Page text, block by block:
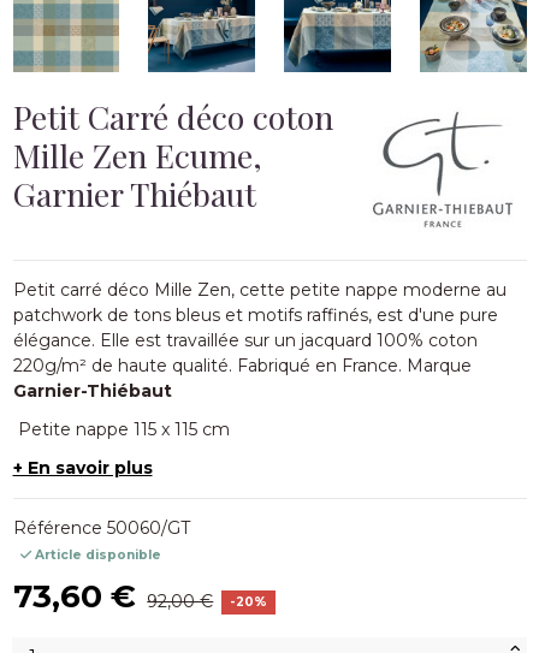
Petit Carré déco coton
Mille Zen Ecume,
Garnier Thiébaut
Petit carré déco Mille Zen, cette petite nappe moderne au
patchwork de tons bleus et motifs raffinés, est d'une pure
élégance. Elle est travaillée sur un jacquard 100% coton
220g/m² de haute qualité. Fabriqué en France. Marque
Garnier-Thiébaut
Petite nappe 115 x 115 cm
+ En savoir plus
Référence 50060/GT
Article disponible
73,60 € 92,00 € -20%